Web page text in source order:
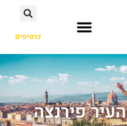
כרטיסים
פירנצה